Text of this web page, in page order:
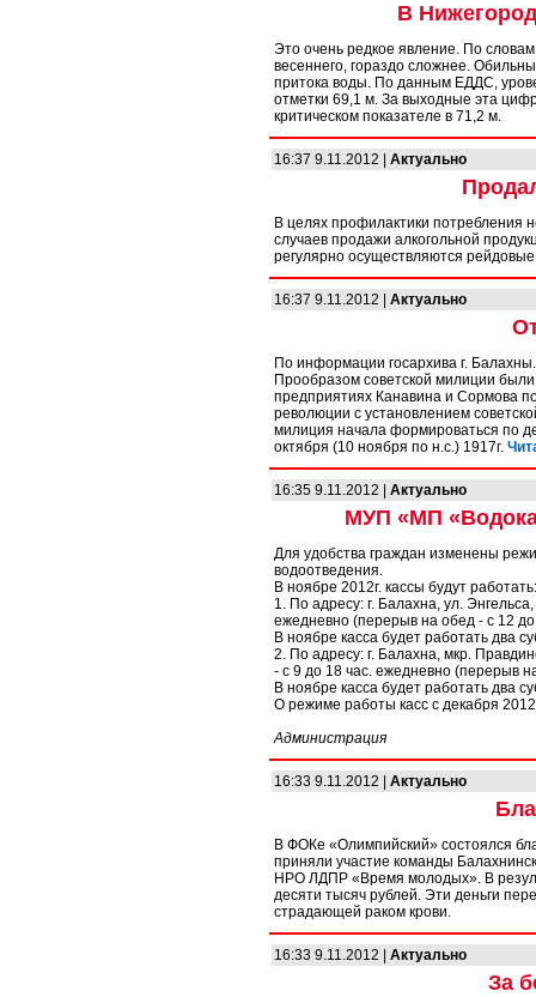
В
Это очень редкое явление. По словам
весеннего, гораздо сложнее.
притока воды. По данным ЕДДС,
отметки 69,1 м. За выходные эта
критическом показателе в 71,2 м.
16:37 9.11.2012 | Актуально
В целях профилактики потребления
случаев продажи алкогольной
регулярно осуществляются
16:37 9.11.2012 | Актуально
По информации госархива г. Балахны.
Прообразом советской милиции
предприятиях Канавина и Сормова
революции с установлением
милиция начала формироваться по
октября (10 ноября по н.с.) 1917г.
16:35 9.11.2012 | Актуально
МУП «МП
Для удобства граждан изменены
водоотведения.
В ноябре 2012г. кассы будут работать:
1. По адресу: г. Балахна, ул.
ежедневно (перерыв на обед - с 12 до
В ноябре касса будет работать два
2. По адресу: г. Балахна, мкр.
- с 9 до 18 час. ежедневно (перерыв
В ноябре касса будет работать два
О режиме работы касс с декабря
Администрация
16:33 9.11.2012 | Актуально
В ФОКе «Олимпийский» состоялся
приняли участие команды
НРО ЛДПР «Время молодых». В
десяти тысяч рублей. Эти деньги
страдающей раком крови.
16:33 9.11.2012 | Актуально
За